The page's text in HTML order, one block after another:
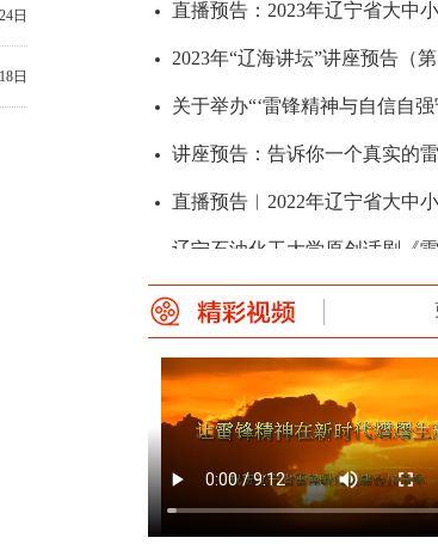
日
日
讲座预告：告诉你一个真实的
讲座预告：告诉你一个真实的